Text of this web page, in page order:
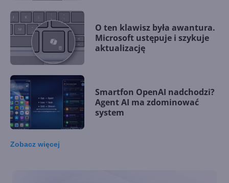
O ten klawisz była awantura.
Microsoft ustępuje i szykuje
aktualizację
Smartfon OpenAI nadchodzi?
Agent AI ma zdominować
system
Zobacz więcej